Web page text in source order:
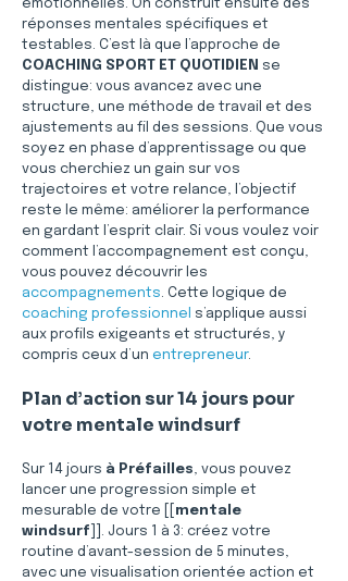
émotionnelles. On construit ensuite des
réponses mentales spécifiques et
testables. C’est là que l’approche de
COACHING SPORT ET QUOTIDIEN se
distingue: vous avancez avec une
structure, une méthode de travail et des
ajustements au fil des sessions. Que vous
soyez en phase d’apprentissage ou que
vous cherchiez un gain sur vos
trajectoires et votre relance, l’objectif
reste le même: améliorer la performance
en gardant l’esprit clair. Si vous voulez voir
comment l’accompagnement est conçu,
vous pouvez découvrir les
accompagnements. Cette logique de
coaching professionnel
s’applique aussi
aux profils exigeants et structurés, y
compris ceux d’un entrepreneur.
Plan d’action sur 14 jours pour
votre mentale windsurf
Sur 14 jours à Préfailles, vous pouvez
lancer une progression simple et
mesurable de votre [[ mentale
windsurf ]]. Jours 1 à 3: créez votre
routine d’avant-session de 5 minutes,
avec une visualisation orientée action et